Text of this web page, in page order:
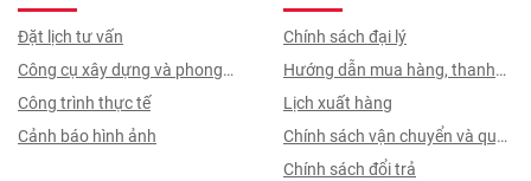
Đặt lịch tư vấn
Công cụ xây dựng và phong
thuỷ
Công trình thực tế
Cảnh báo hình ảnh
Chính sách đại lý
Hướng dẫn mua hàng, thanh
toán, quy trình ký hợp đồng
Lịch xuất hàng
Chính sách vận chuyển và quy
trình giao nhận
Chính sách đổi trả